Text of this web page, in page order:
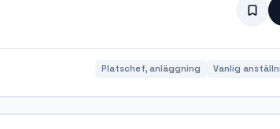
Platschef, anläggning Vanlig